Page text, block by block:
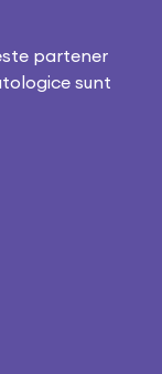
partener
sunt